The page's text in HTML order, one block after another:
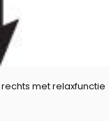
rechts met relaxfunctie